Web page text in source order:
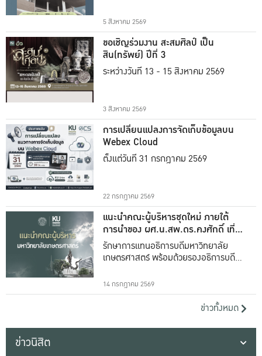
5 สิงหาคม 2569
ขอเชิญร่วมงาน สะสมศิลป์ เป็น
สิน(ทรัพย์) ปีที่ 3
ระหว่างวันที่ 13 - 15 สิงหาคม 2569
3 สิงหาคม 2569
การเปลี่ยนแปลงการจัดเก็บข้อมูลบน
Webex Cloud
ตั้งแต่วันที่ 31 กรกฎาคม 2569
22 กรกฎาคม 2569
แนะนำคณะผู้บริหารชุดใหม่ ภายใต้
การนำของ ผศ.น.สพ.ดร.คงศักดิ์ เที่ยง
ธรรม
รักษาการแทนอธิการบดีมหาวิทยาลัย
เกษตรศาสตร์ พร้อมด้วยรองอธิการบดีทั้ง
14 กรกฎาคม 2569
ข่าวทั้งหมด
ข่าวนิสิต